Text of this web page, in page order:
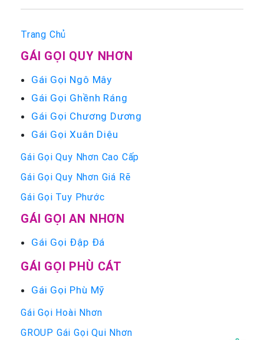
Trang Chủ
GÁI GỌI QUY NHƠN
Gái Gọi Ngô Mây
Gái Gọi Ghềnh Ráng
Gái Gọi Chương Dương
Gái Gọi Xuân Diệu
Gái Gọi Quy Nhơn Cao Cấp
Gái Gọi Quy Nhơn Giá Rẽ
Gái Gọi Tuy Phước
GÁI GỌI AN NHƠN
Gái Gọi Đập Đá
GÁI GỌI PHÙ CÁT
Gái Gọi Phù Mỹ
Gái Gọi Hoài Nhơn
GROUP Gái Gọi Qui Nhơn